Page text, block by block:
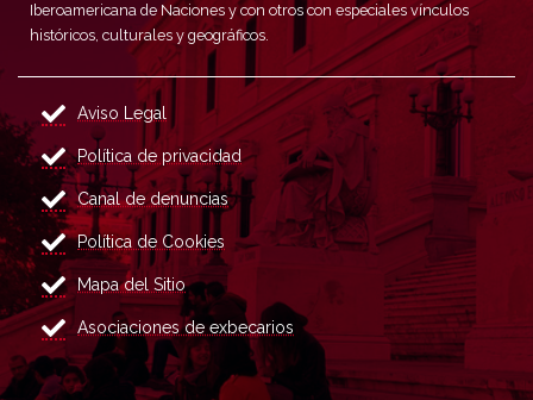
Iberoamericana de Naciones y con otros con especiales vínculos
históricos, culturales y geográficos.
Aviso Legal
Política de privacidad
Canal de denuncias
Política de Cookies
Mapa del Sitio
Asociaciones de exbecarios